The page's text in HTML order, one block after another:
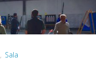
, Sala